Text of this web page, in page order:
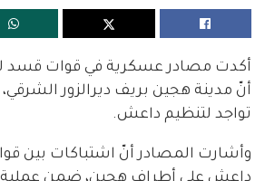
أنّ مدينة هجين بريف ديرالزور
تواجد لتنظيم داعش.
وأشارت المصادر أنّ اشتباكات بين